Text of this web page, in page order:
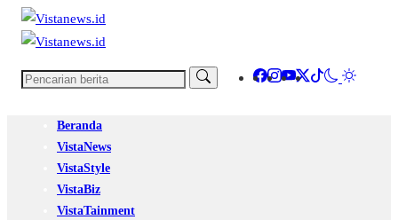
Beranda
VistaNews
VistaStyle
VistaBiz
VistaTainment